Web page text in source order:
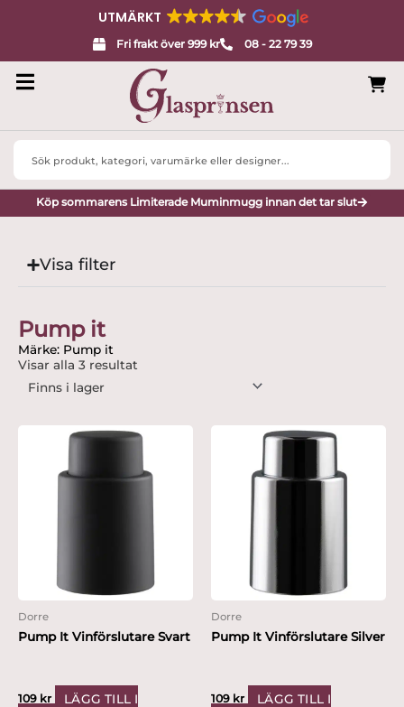
UTMÄRKT
Fri frakt över 999 kr 08 - 22 79 39
Search
Köp sommarens Limiterade Muminmugg innan det tar slut
Visa filter
Pump it
Märke: Pump it
Visar alla 3 resultat
Dorre
Pump It Vinförslutare Svart
109 kr
LÄGG TILL I
Dorre
Pump It Vinförslutare Silver
109 kr
LÄGG TILL I